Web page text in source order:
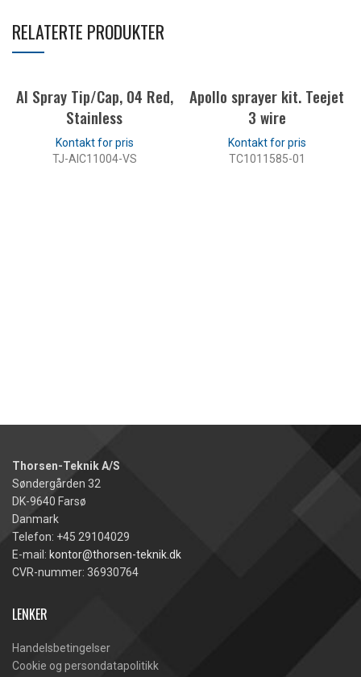
RELATERTE PRODUKTER
AI Spray Tip/Cap, 04 Red,
Stainless
TJ-AIC11004-VS
Apollo sprayer kit. Teejet
3 wire
TC1011585-01
Thorsen-Teknik A/S
Søndergården 32
DK-9640 Farsø
Danmark
Telefon: +45 29104029
E-mail: kontor@thorsen-teknik.dk
CVR-nummer: 36930764
LENKER
Handelsbetingelser
Cookie og persondatapolitikk